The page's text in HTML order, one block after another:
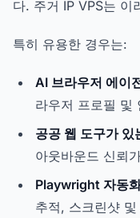
다. 주거 IP VPS는 이
특히 유용한 경우는:
AI 브라우저 에이
라우저 프로필 및
공공 웹 도구가 있
아웃바운드 신뢰
Playwright 자동
추적, 스크린샷